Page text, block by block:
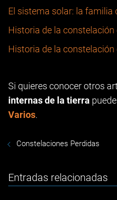
El sistema solar: la familia
Historia de la constelación
Historia de la constelación
Si quieres conocer otros
internas de la tierra
Varios.
Constelaciones Perdidas
Entradas relacionadas